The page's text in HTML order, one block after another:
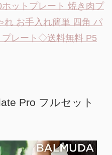
ットプレート 焼き肉プ
れ お手入れ簡単 四角 パ
プレート◇送料無料 P5
Pro フルセット